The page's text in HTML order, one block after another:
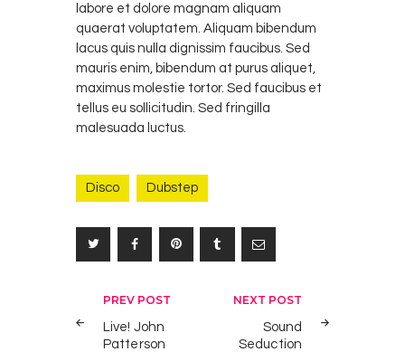
labore et dolore magnam aliquam
quaerat voluptatem. Aliquam bibendum
lacus quis nulla dignissim faucibus. Sed
mauris enim, bibendum at purus aliquet,
maximus molestie tortor. Sed faucibus et
tellus eu sollicitudin. Sed fringilla
malesuada luctus.
Disco Dubstep
Post
navigation
PREV POST
Live! John
Patterson
NEXT POST
Sound
Seduction